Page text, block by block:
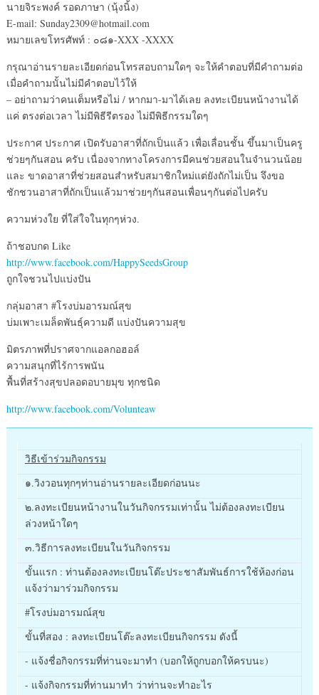
นายจิระพงค์ รอดภาษา (นุ้งนิ้ง)
E-mail: Sunday2309@hotmail.com
หมายเลขโทรศัพท์ : ๐๘๑-XXX -XXXX
กรุณาอ่านรายละเอียดก่อนโทรสอบถามใดๆ จะให้คำตอบที่มีคำถามต่อ
เมื่อคำถามนั้นไม่มีคำตอบไว้ให้
– อย่าถามว่าคนเต็มหรือไม่ / หากมา-มาได้เลย ลงทะเบียนหน้างานได้
แค่ ตรงต่อเวลา ไม่มีพิธีรีตรอง ไม่มีพิธีกรรมใดๆ
ประกาศ ประกาศ เปิดรับอาสาที่ถักเป็นแล้ว เพื่อเลื่อนชั้น ขึ้นมาเป็นครู
ช่วยๆกันสอน ครับ เนื่องจากทางโครงการมีคนช่วยสอนในจำนวนน้อย
และ ขาดอาสาที่ช่วยสอนสำหรับสมาชิกใหม่แต่ยังถักไม่เป็น จึงขอ
ชักชวนอาสาที่ถักเป็นแล้วมาช่วยๆกันสอนเพื่อนๆกันต่อไปครับ
ความห่วงใย ที่ใส่ใจในทุกๆห่วง.
ถ้าชอบกด Like
http://www.facebook.com/HappySeedsGroup
ถูกใจชวนไปแบ่งปัน
กลุ่มอาสา #โรงบ่มอารมณ์สุข
บ่มเพาะเมล็ดพันธุ์ความดี แบ่งปันความสุข
มิตรภาพที่ปราศจากแอลกอฮอล์
ความสนุกที่ไร้การพนัน
พื้นที่สร้างสุขปลอดอบายมุข ทุกชนิด
http://www.facebook.com/Volunteaw
วิธีเข้าร่วมกิจกรรม
๑.วิงวอนทุกๆท่านอ่านรายละเอียดก่อนนะ
๒.ลงทะเบียนหน้างานในวันกิจกรรมเท่านั้น ไม่ต้องลงทะเบียน
ล่วงหน้าใดๆ
๓.วิธีการลงทะเบียนในวันกิจกรรม
ขั้นแรก : ท่านต้องลงทะเบียนโต๊ะประชาสัมพันธ์การใช้ห้องก่อน
แจ้งว่ามาร่วมกิจกรรม
#โรงบ่มอารมณ์สุข
ขั้นที่สอง : ลงทะเบียนโต๊ะลงทะเบียนกิจกรรม ดังนี้
- แจ้งชื่อกิจกรรมที่ท่านจะมาทำ (บอกให้ถูกบอกให้ครบนะ)
- แจ้งกิจกรรมที่ท่านมาทำ ว่าท่านจะทำอะไร